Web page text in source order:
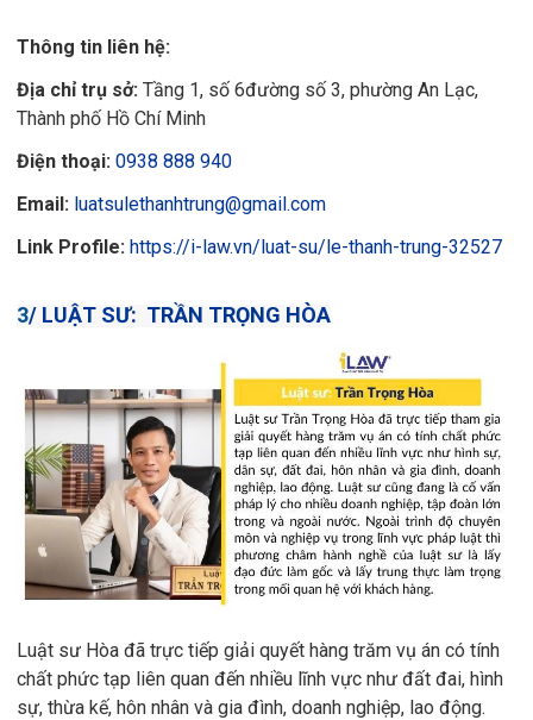
Thông tin liên hệ:
Địa chỉ trụ sở: Tầng 1, số 6đường số 3, phường An Lạc,
Thành phố Hồ Chí Minh
Điện thoại: 0938 888 940
Email: luatsulethanhtrung@gmail.com
Link Profile: https://i-law.vn/luat-su/le-thanh-trung-32527
3/ LUẬT SƯ: TRẦN TRỌNG HÒA
Luật sư Hòa đã trực tiếp giải quyết hàng trăm vụ án có tính
chất phức tạp liên quan đến nhiều lĩnh vực như đất đai, hình
sự, thừa kế, hôn nhân và gia đình, doanh nghiệp, lao động.